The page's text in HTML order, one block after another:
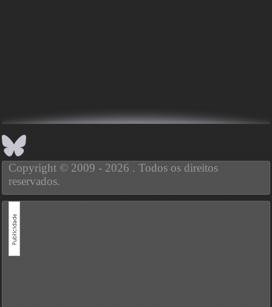
Copyright © 2009 - 2026 . Todos os direitos
reservados.